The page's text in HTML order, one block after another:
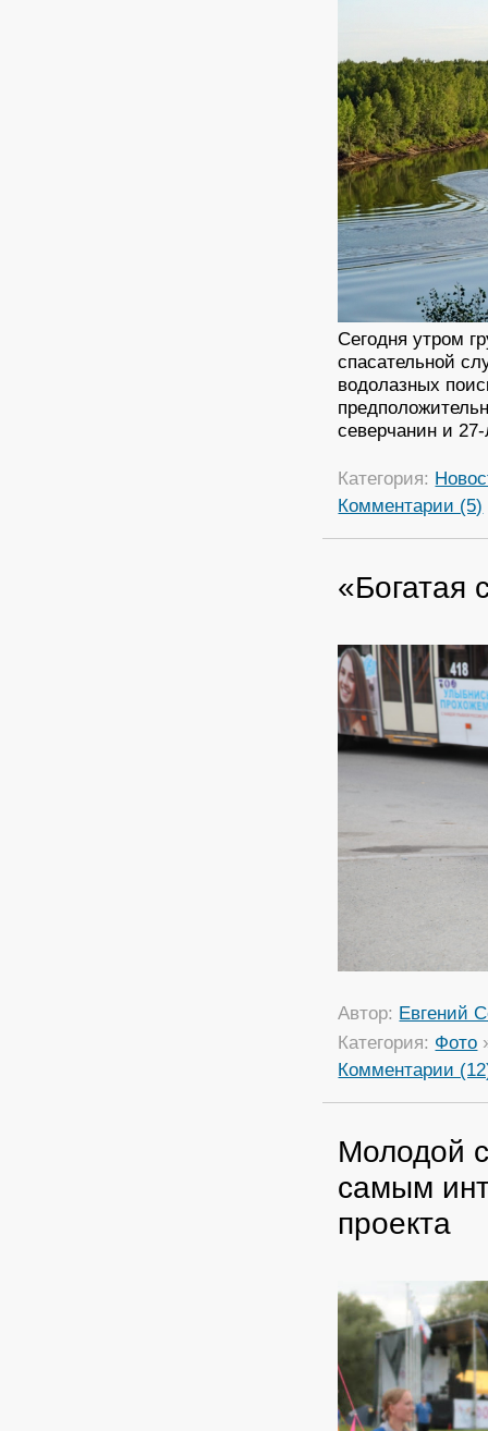
Сегодня утром
спасательной
водолазных
северчанин и
Категория:
Комментарии (5)
«Богатая
Автор: Евгений
Категория: Фото
Комментарии
Молодой
самым
проекта